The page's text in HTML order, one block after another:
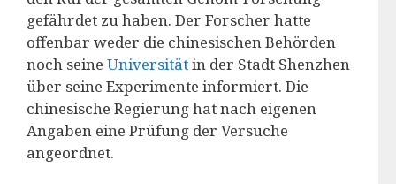
gefährdet zu haben. Der Forscher hatte
offenbar weder die chinesischen Behörden
noch seine Universitätin der Stadt Shenzhen
über seine Experimente informiert. Die
chinesische Regierung hat nach eigenen
Angaben eine Prüfung der Versuche
angeordnet.